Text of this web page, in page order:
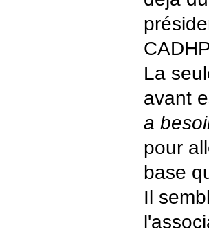
La
avant
a
pour
base
Il